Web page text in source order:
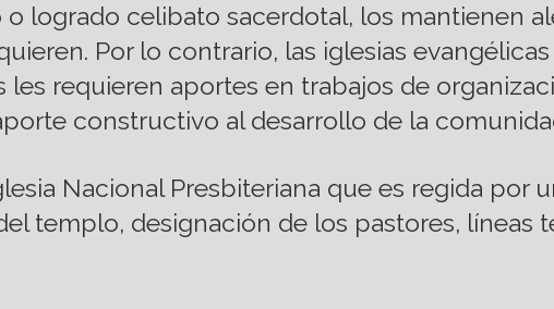
logrado celibato sacerdotal, los mantienen
Por lo contrario, las iglesias
les requieren aportes en trabajos de
constructivo al desarrollo de la
Nacional Presbiteriana que es regida por
templo, designación de los pastores, líneas